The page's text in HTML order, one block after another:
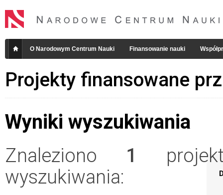
O Narodowym Centrum Nauki Finansowanie nauki
Projekty finansowane
Wyniki wyszukiwania
Znaleziono 1
wyszukiwania: